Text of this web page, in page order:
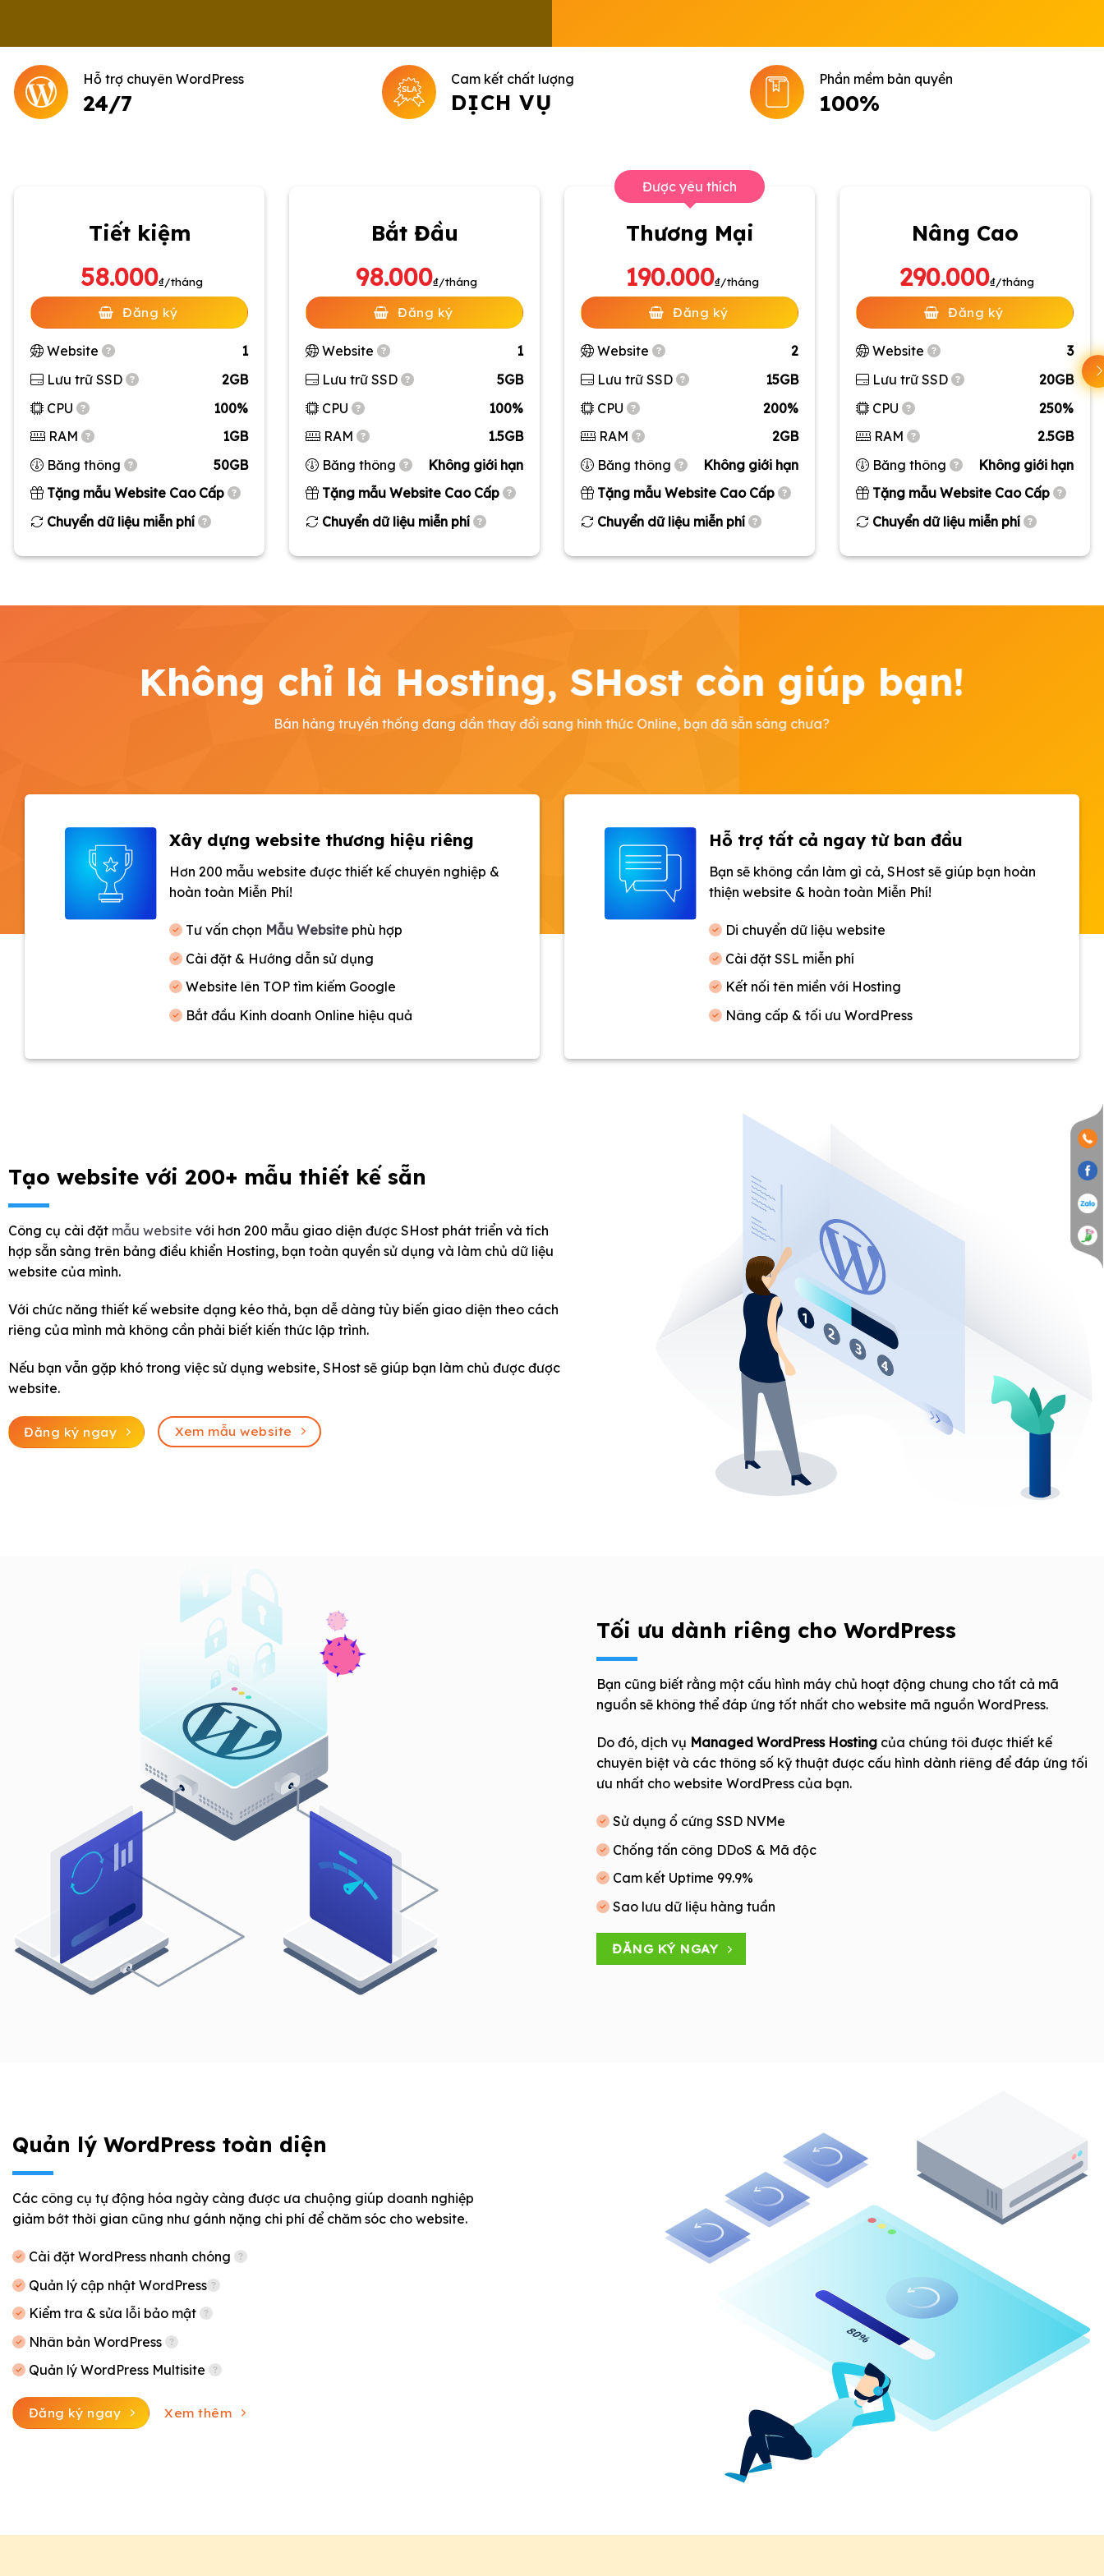
Hỗ trợ chuyên WordPress
24/7
Cam kết chất lượng
DỊCH VỤ
Phần mềm bản quyền
100%
Tiết kiệm
58.000₫/tháng
Đăng ký
Website
1
Lưu trữ SSD
2GB
CPU
100%
RAM
1GB
Băng thông
50GB
Tặng mẫu Website Cao Cấp
Chuyển dữ liệu miễn phí
Bắt Đầu
98.000₫/tháng
Đăng ký
Website
1
Lưu trữ SSD
5GB
CPU
100%
RAM
1.5GB
Băng thông
Không giới hạn
Tặng mẫu Website Cao Cấp
Chuyển dữ liệu miễn phí
Được yêu thích
Thương Mại
190.000₫/tháng
Đăng ký
Website
2
Lưu trữ SSD
15GB
CPU
200%
RAM
2GB
Băng thông
Không giới hạn
Tặng mẫu Website Cao Cấp
Chuyển dữ liệu miễn phí
Nâng Cao
290.000₫/tháng
Đăng ký
Website
3
Lưu trữ SSD
20GB
CPU
250%
RAM
2.5GB
Băng thông
Không giới hạn
Tặng mẫu Website Cao Cấp
Chuyển dữ liệu miễn phí
Không chỉ là Hosting, SHost còn giúp bạn!
Bán hàng truyền thống đang dần thay đổi sang hình thức Online, bạn đã sẵn sàng chưa?
Xây dựng website thương hiệu riêng
Hơn 200 mẫu website được thiết kế chuyên nghiệp &
hoàn toàn Miễn Phí!
Tư vấn chọn Mẫu Websitephù hợp
Cài đặt & Hướng dẫn sử dụng
Website lên TOP tìm kiếm Google
Bắt đầu Kinh doanh Online hiệu quả
Hỗ trợ tất cả ngay từ ban đầu
Bạn sẽ không cần làm gì cả, SHost sẽ giúp bạn hoàn
thiện website & hoàn toàn Miễn Phí!
Di chuyển dữ liệu website
Cài đặt SSL miễn phí
Kết nối tên miền với Hosting
Nâng cấp & tối ưu WordPress
Tạo website với 200+ mẫu thiết kế sẵn
Công cụ cài đặt mẫu website với hơn 200 mẫu giao diện được SHost phát triển và tích
hợp sẵn sàng trên bảng điều khiển Hosting, bạn toàn quyền sử dụng và làm chủ dữ liệu
website của mình.
Với chức năng thiết kế website dạng kéo thả, bạn dễ dàng tùy biến giao diện theo cách
riêng của mình mà không cần phải biết kiến thức lập trình.
Nếu bạn vẫn gặp khó trong việc sử dụng website, SHost sẽ giúp bạn làm chủ được được
website.
Đăng ký ngay Xem mẫu website
Tối ưu dành riêng cho WordPress
Bạn cũng biết rằng một cấu hình máy chủ hoạt động chung cho tất cả mã
nguồn sẽ không thể đáp ứng tốt nhất cho website mã nguồn WordPress.
Do đó, dịch vụ Managed WordPress Hostingcủa chúng tôi được thiết kế
chuyên biệt và các thông số kỹ thuật được cấu hình dành riêng để đáp ứng tối
ưu nhất cho website WordPress của bạn.
Sử dụng ổ cứng SSD NVMe
Chống tấn công DDoS & Mã độc
Cam kết Uptime 99.9%
Sao lưu dữ liệu hàng tuần
ĐĂNG KÝ NGAY
Quản lý WordPress toàn diện
Các công cụ tự động hóa ngày càng được ưa chuộng giúp doanh nghiệp
giảm bớt thời gian cũng như gánh nặng chi phí để chăm sóc cho website.
Cài đặt WordPress nhanh chóng
Quản lý cập nhật WordPress
Kiểm tra & sửa lỗi bảo mật
Nhân bản WordPress
Quản lý WordPress Multisite
Đăng ký ngay Xem thêm